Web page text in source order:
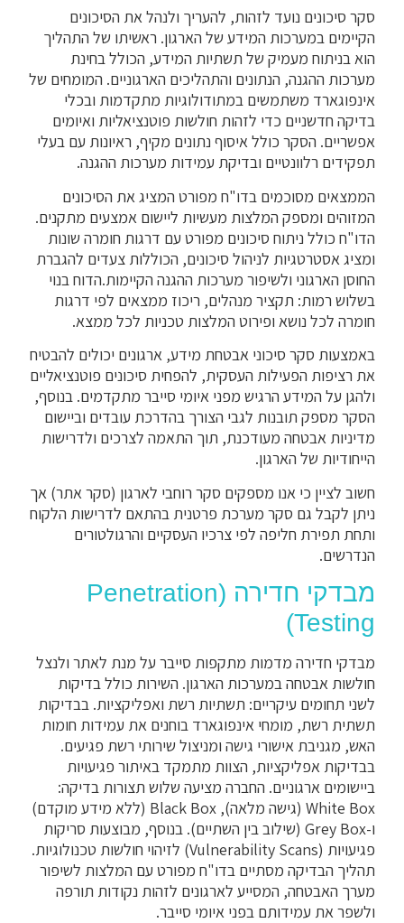
סקר סיכונים נועד לזהות, להעריך ולנהל את הסיכונים
הקיימים במערכות המידע של הארגון. ראשיתו של התהליך
הוא בניתוח מעמיק של תשתיות המידע, הכולל בחינת
מערכות ההגנה, הנתונים והתהליכים הארגוניים. המומחים של
אינפוגארד משתמשים במתודולוגיות מתקדמות ובכלי
בדיקה חדשניים כדי לזהות חולשות פוטנציאליות ואיומים
אפשריים. הסקר כולל איסוף נתונים מקיף, ראיונות עם בעלי
תפקידים רלוונטיים ובדיקת עמידות מערכות ההגנה.
הממצאים מסוכמים בדו"ח מפורט המציג את הסיכונים
המזוהים ומספק המלצות מעשיות ליישום אמצעים מתקנים.
הדו"ח כולל ניתוח סיכונים מפורט עם דרגות חומרה שונות
ומציג אסטרטגיות לניהול סיכונים, הכוללות צעדים להגברת
החוסן הארגוני ולשיפור מערכות ההגנה הקיימות.הדוח בנוי
בשלוש רמות: תקציר מנהלים, ריכוז ממצאים לפי דרגות
חומרה לכל נושא ופירוט המלצות טכניות לכל ממצא.
באמצעות סקר סיכוני אבטחת מידע, ארגונים יכולים להבטיח
את רציפות הפעילות העסקית, להפחית סיכונים פוטנציאליים
ולהגן על המידע הרגיש מפני איומי סייבר מתקדמים. בנוסף,
הסקר מספק תובנות לגבי הצורך בהדרכת עובדים וביישום
מדיניות אבטחה מעודכנת, תוך התאמה לצרכים ולדרישות
הייחודיות של הארגון.
חשוב לציין כי אנו מספקים סקר רוחבי לארגון (סקר אתר) אך
ניתן לקבל גם סקר מערכת פרטנית בהתאם לדרישות הלקוח
ותחת תפירת חליפה לפי צרכיו העסקיים והרגולטורים
הנדרשים.
מבדקי חדירה (Penetration
Testing)
מבדקי חדירה מדמות מתקפות סייבר על מנת לאתר ולנצל
חולשות אבטחה במערכות הארגון. השירות כולל בדיקות
לשני תחומים עיקריים: תשתיות רשת ואפליקציות. בבדיקות
תשתית רשת, מומחי אינפוגארד בוחנים את עמידות חומות
האש, מגניבת אישורי גישה ומניצול שירותי רשת פגיעים.
בבדיקות אפליקציות, הצוות מתמקד באיתור פגיעויות
ביישומים ארגוניים. החברה מציעה שלוש תצורות בדיקה:
White Box (גישה מלאה), Black Box (ללא מידע מוקדם)
ו-Grey Box (שילוב בין השתיים). בנוסף, מבוצעות סריקות
פגיעויות (Vulnerability Scans) לזיהוי חולשות טכנולוגיות.
תהליך הבדיקה מסתיים בדו"ח מפורט עם המלצות לשיפור
מערך האבטחה, המסייע לארגונים לזהות נקודות תורפה
ולשפר את עמידותם בפני איומי סייבר.